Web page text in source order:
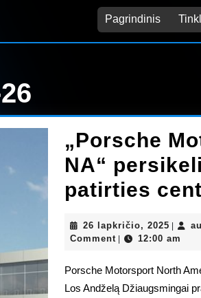
Pagrindinis
„Porsche
NA“
patirties
26 lapkričio, 2025 26
Comment
12:00 am
Porsche Motorsport North
Los Andželą Džiaugsmingai